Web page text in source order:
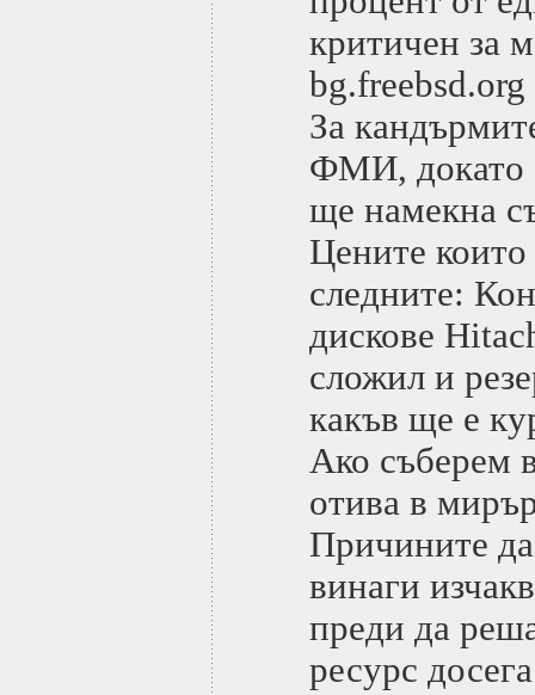
критичен за
bg.freebsd.org
За
ФМИ, докато
ще намекна
Цените
следните:
дискове
сложил и
какъв ще е
Ако съберем
отива в
Причините
винаги
преди да
ресурс